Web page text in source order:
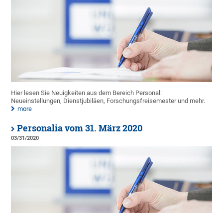
Hier lesen Sie Neuigkeiten aus dem Bereich Personal:
Neueinstellungen, Dienstjubiläen, Forschungsfreisemester und mehr.
more
Personalia vom 31. März 2020
03/31/2020